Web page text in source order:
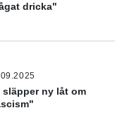
dricka"
släpper ny låt om